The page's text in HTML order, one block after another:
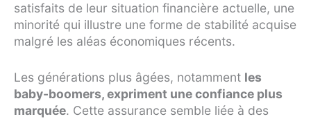
satisfaits de leur situation financière actuelle, une
minorité qui illustre une forme de stabilité acquise
malgré les aléas économiques récents.
Les générations plus âgées, notamment les
baby-boomers, expriment une confiance plus
marquée. Cette assurance semble liée à des